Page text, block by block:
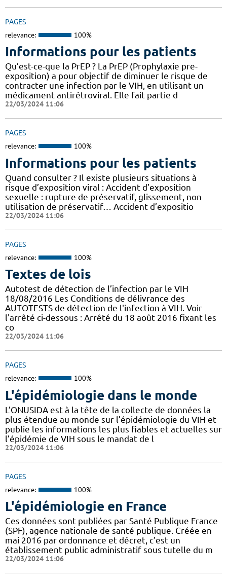
PAGES
relevance: 100%
Informations pour les patients
Qu’est-ce-que la PrEP ? La PrEP (Prophylaxie pre-
exposition) a pour objectif de diminuer le risque de
contracter une infection par le VIH, en utilisant un
médicament antirétroviral. Elle fait partie d
22/03/2024 11:06
PAGES
relevance: 100%
Informations pour les patients
Quand consulter ? Il existe plusieurs situations à
risque d’exposition viral : Accident d’exposition
sexuelle : rupture de préservatif, glissement, non
utilisation de préservatif… Accident d’expositio
22/03/2024 11:06
PAGES
relevance: 100%
Textes de lois
Autotest de détection de l’infection par le VIH
18/08/2016 Les Conditions de délivrance des
AUTOTESTS de détection de l'infection à VIH. Voir
l'arrêté ci-dessous : Arrêté du 18 août 2016 fixant les
co
22/03/2024 11:06
PAGES
relevance: 100%
L'épidémiologie dans le monde
L’ONUSIDA est à la tête de la collecte de données la
plus étendue au monde sur l’épidémiologie du VIH et
publie les informations les plus fiables et actuelles sur
l’épidémie de VIH sous le mandat de l
22/03/2024 11:06
PAGES
relevance: 100%
L'épidémiologie en France
Ces données sont publiées par Santé Publique France
(SPF), agence nationale de santé publique. Créée en
mai 2016 par ordonnance et décret, c’est un
établissement public administratif sous tutelle du m
22/03/2024 11:06